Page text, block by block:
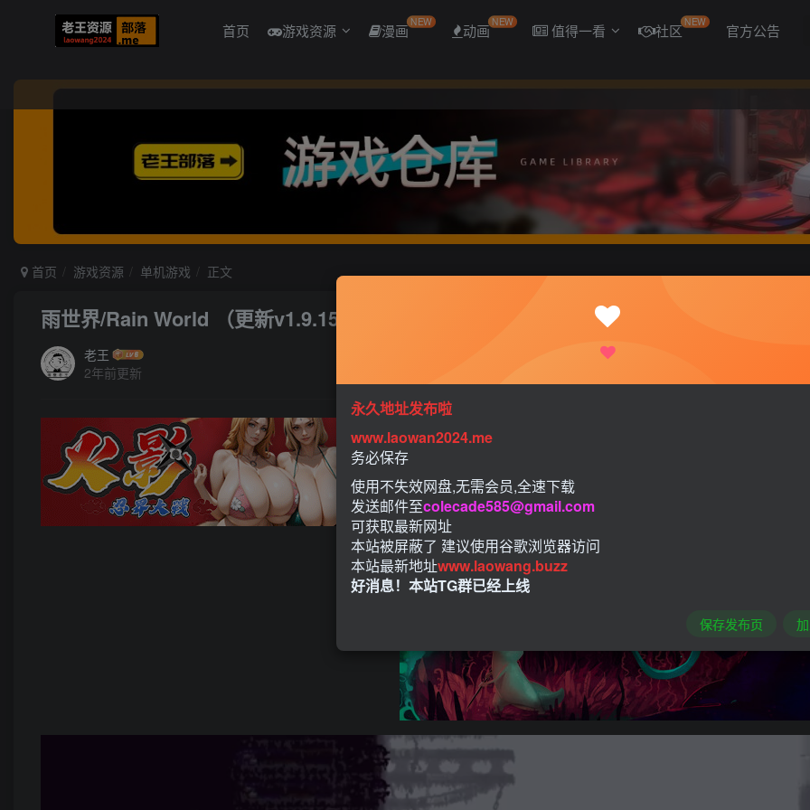
首页 游戏资源 漫画NEW 动画 NEW 值得一看 社区NEW 官方公告
首页 游戏资源 单机游戏 正文
雨世界/Rain World （更新v1.9.15）
老王
2年前更新
永久地址发布啦
www.laowan2024.me
务必保存
使用不失效网盘,无需会员,全速下载
发送邮件至colecade585@gmail.com
可获取最新网址
本站被屏蔽了 建议使用谷歌浏览器访问
本站最新地址www.laowang.buzz
好消息！本站TG群已经上线
保存发布页